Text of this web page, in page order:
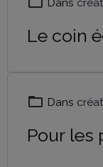
Le coin
Dans
Pour les